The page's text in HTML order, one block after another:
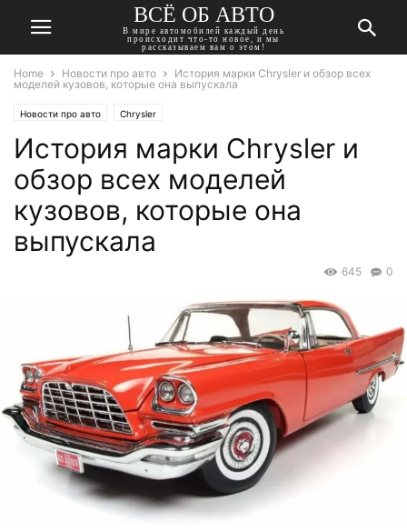
ВСЁ ОБ АВТО
В мире автомобилей каждый день
происходит что-то новое, и мы
рассказываем вам о этом!
Home Новости про авто
История марки Chrysler и обзор всех
моделей кузовов, которые она выпускала
Новости про авто Chrysler
История марки Chrysler и
обзор всех моделей
кузовов, которые она
выпускала
0
645